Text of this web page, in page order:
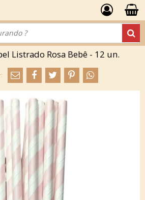
Listrado Rosa Bebê - 12 un.